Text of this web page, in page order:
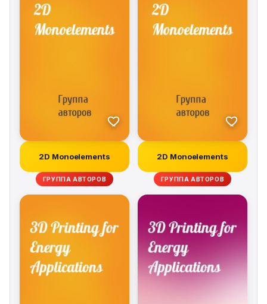
2D Monoelements
ГРУППА АВТОРОВ
2D Monoelements
ГРУППА АВТОРОВ